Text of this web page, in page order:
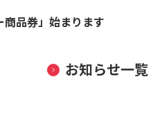
品券」始まります
お知らせ一覧